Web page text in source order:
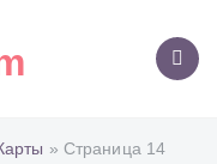
» Страница 14